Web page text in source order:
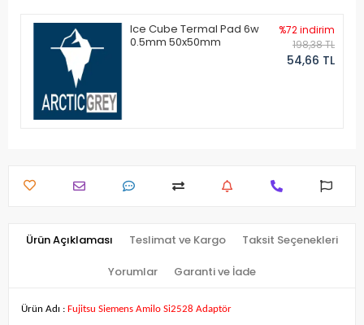
Ice Cube Termal Pad 6w
0.5mm 50x50mm
%72 indirim
198,38 TL
54,66 TL
Ürün Açıklaması Teslimat ve Kargo Taksit Seçenekleri
Yorumlar Garanti ve İade
Ürün Adı : Fujitsu Siemens Amilo Si2528 Adaptör